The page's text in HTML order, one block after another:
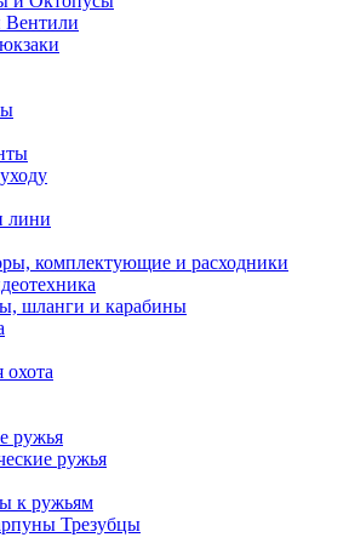
Вентили
лини
комплектующие и расходники
шланги и карабины
ружья
ружья
к ружьям
Трезубцы